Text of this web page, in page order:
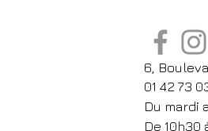
6,
01 42 73
Du mardi
De 10h30